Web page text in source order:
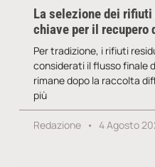
La selezione dei
chiave per il recupero
Per tradizione, i rifiuti
considerati il flusso finale
rimane dopo la raccolta
più
Redazione 4 Agosto